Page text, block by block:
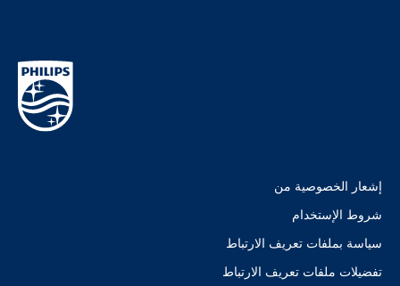
إشعار الخصوصية من
شروط الإستخدام
سياسة بملفات تعريف الارتباط
تفضيلات ملفات تعريف الارتباط